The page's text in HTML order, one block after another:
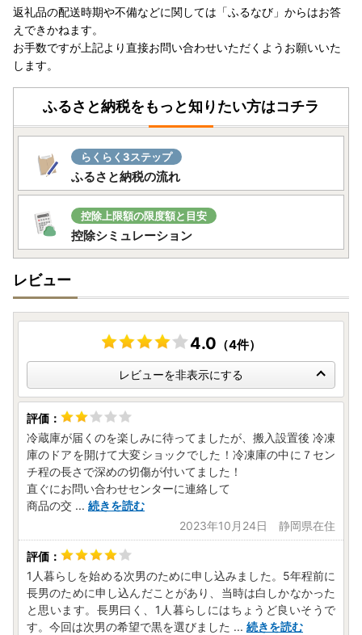
いただきます。あらかじめご了承ください。
▽大河原町ホームページ
リンク
○ふるさと納税は「寄附」であるため、申し込み後のキャン
セルは原則できません。申込の際は、申込者、お礼の品（数
等に誤りがないかよくご確認の上、申込をお願いいたしま
す。
〇アイリスオーヤマ製品について
・お礼の品をメーカーから直送しているため、保証書に購入
日・店舗等の記載はしておりません。かわりに大河原町から
ーカー保証の期間については、
ります。
また、開封・未使用であっても、メーカー保証の期間は変わ
・「組み立て不要」の記載がないものはお客様組み立てとな
っております。工具は入っておりません。
返礼品の配送時期や不備などに関しては「ふるなび」からはお答
えできかねます。
お手数ですが上記より直接お問い合わせいただくようお願いいた
します。
ふるさと納税をもっと知りたい方はコチラ
らくらく3ステップ
ふるさと納税の流れ
控除上限額の限度額と目安
控除シミュレーション
レビュー
4.0 （4件）
レビューを非表示にする
冷蔵庫が届くのを楽しみに待ってましたが、搬入設置後 冷凍
庫のドアを開けて大変ショックでした！冷凍庫の中に７セン
チ程の長さで深めの切傷が付いてました！
直ぐにお問い合わせセンターに連絡して
商品の交 ... 続きを読む
2023年10月24日 静岡県在住
1人暮らしを始める次男のために申し込みました。5年程前に
長男のために申し込んだことがあり、当時は白しかなかった
と思います。長男曰く、1人暮らしにはちょうど良いそうで
す。今回は次男の希望で黒を選びました ... 続きを読む